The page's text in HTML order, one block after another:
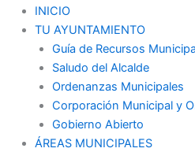
INICIO
TU AYUNTAMIENTO
Guía de Recursos
Saludo del Alcalde
Ordenanzas Municipales
Corporación Municipal y
Gobierno Abierto
ÁREAS MUNICIPALES